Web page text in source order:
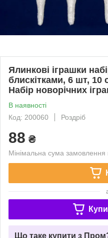
Ялинкові іграшки
блискітками, 6 шт, 10
Набір новорічних
В наявності
Код: 200060
Роздріб
88 ₴
Мінімальна сума
Що таке купити з